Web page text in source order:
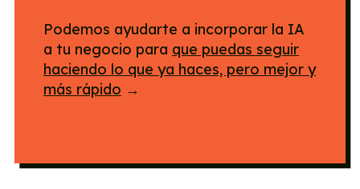
Podemos ayudarte a incorporar la IA
a tu negocio para que puedas seguir
haciendo lo que ya haces, pero mejor y
más rápido →